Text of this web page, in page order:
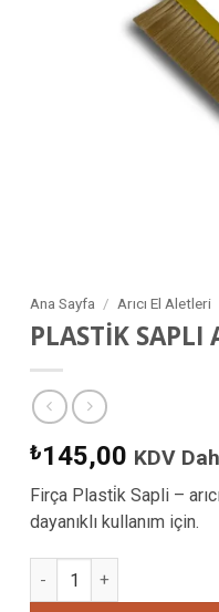
Ana Sayfa / Arıcı El Aletleri
PLASTİK SAPLI
₺145,00 KDV
Firça Plasti̇k Sapli –
dayanıklı kullanım için.